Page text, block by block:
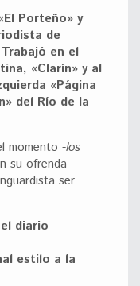
Porteño» y
de
en el
«Clarín» y al
«Página
del Río de la
momento -los
su ofrenda
ser
diario
estilo a la